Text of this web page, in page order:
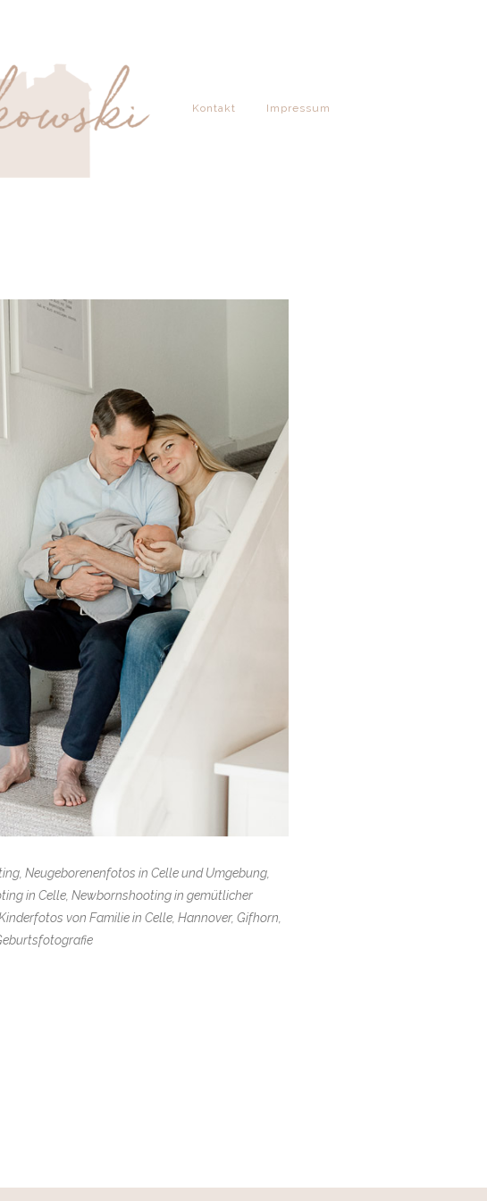
Kontakt Impressum
Neugeborenenfotos in Celle und Umgebung,
in Celle, Newbornshooting in gemütlicher
von Familie in Celle, Hannover, Gifhorn,